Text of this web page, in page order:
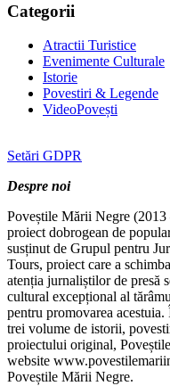
Categorii
Atractii Turistice
Evenimente Culturale
Istorie
Povestiri & Legende
VideoPovești
Setări GDPR
Despre noi
Poveștile Mării Negre (2013
proiect dobrogean de
susținut de Grupul pentru
Tours, proiect care a
atenția jurnaliștilor de presă
cultural excepțional al
pentru promovarea
trei volume de istorii,
proiectului original,
website
Poveștile Mării Negre.